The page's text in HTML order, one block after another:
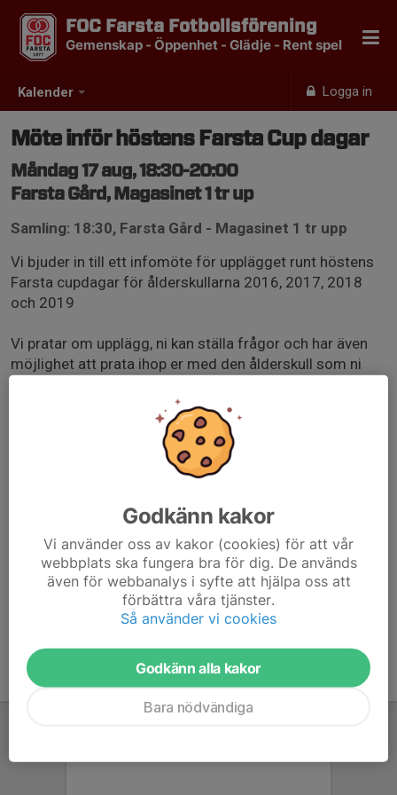
Kalender Logga in
FOC Farsta Fotbollsförening
Gemenskap - Öppenhet - Glädje - Rent spel
Möte inför höstens Farsta Cup dagar
Måndag 17 aug, 18:30-20:00
Farsta Gård, Magasinet 1 tr up
Samling: 18:30, Farsta Gård - Magasinet 1 tr upp
Vi bjuder in till ett infomöte för upplägget runt höstens
Farsta cupdagar för ålderskullarna 2016, 2017, 2018
och 2019
Vi pratar om upplägg, ni kan ställa frågor och har även
möjlighet att prata ihop er med den ålderskull som ni
fördelningen av de olika arbetsuppgifterna på er cupdag.
Extra viktigt att det kommer representanter från 2019
lagen som inte varit med tidigare.
Vi kallar alla ledare i laget, men ni behöver bara ha 2
representanter från varje lag, kan vara ledare men också
någon från föräldragruppen eller en cupansvarig.
Så prata ihop er i laget om vilka från er som ska gå.
Godkänn kakor
Vi använder oss av kakor (cookies) för att vår
webbplats ska fungera bra för dig. De används
även för webbanalys i syfte att hjälpa oss att
förbättra våra tjänster.
Så använder vi cookies
Godkänn alla kakor
Bara nödvändiga